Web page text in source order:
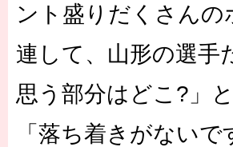
ント盛りだくさん
連して、山形の選手
思う部分はどこ?」
「落ち着きがない